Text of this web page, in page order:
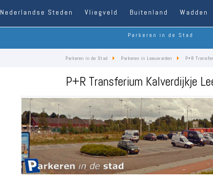
Nederlandse Steden Vliegveld Buitenland Wadden
Parkeren in de Stad
Parkeren in de Stad Parkeren in Leeuwarden P+R
P+R Transferium Kalverdijkje